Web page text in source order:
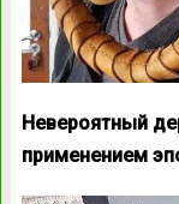
Невероятный
применением